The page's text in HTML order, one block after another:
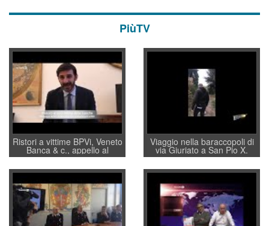
PiùTV
Ristori a vittime BPVi, Veneto
Banca & c., appello al
sottosegretario Alessio
Villarosa: per mettere ordine
convochi con Di Maio CNCU
a supporto della cabina di
regia al Mef
Viaggio nella baraccopoli di
via Giuriato a San Pio X.
Vicenza ai Vicentini: “faremo
un regalo di Natale ai
residenti”